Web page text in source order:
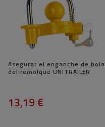
Asegurar el enganche de bola
del remolque UNITRAILER
13,19 €